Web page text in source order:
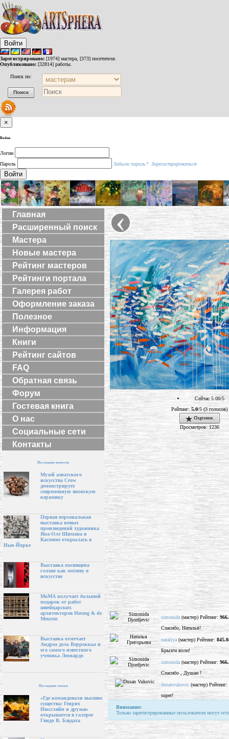
Войти
Зарегистрировано: [1974] мастера, [373] посетителя.
Опубликовано: [32814] работы.
Поиск по:
×
Войти
Логин
Пароль
Забыли пароль? Зарегистрироваться
Войти
Главная
Расширенный поиск
Мастера
Новые мастера
Рейтинг мастеров
Рейтинги портала
Галерея работ
Оформление заказа
Полезное
Информация
Книги
Рейтинг сайтов
FAQ
Обратная связь
Форум
Гостевая книга
О нас
Социальные сети
Контакты
Последние новости
Музей азиатского
искусства Crow
демонстрирует
современную японскую
керамику
Первая персональная
выставка новых
произведений художника
Яна-Оле Шимана в
Касмине открылась в
Нью-Йорке
Выставка посвящена
голове как мотиву в
искусстве
МоМА получает большой
подарок от работ
швейцарских
архитекторов Herzog & de
Meuron
Выставка отмечает
Андреа дель Верроккьо и
его самого известного
ученика Леонардо
Последние статьи
«Где командовали высшие
существа: Генрих
Нюссляйн и друзья»
открывается в галерее
Гвидо В. Баудаха
‹
Сейчас 5.00/5
Рейтинг:5.0/5 (3 голосов)
Оценки.
Просмотров: 1236
simonida (мастер) Рейтинг:
Спасибо, Наталья!
nataliya (мастер) Рейтинг:
Брызги волн!
simonida (мастер) Рейтинг:
Спасибо , Душан !
dusanvukovic (мастер) Рейтинг:
super!
Внимание:
Только зарегистрированные пользователи могут